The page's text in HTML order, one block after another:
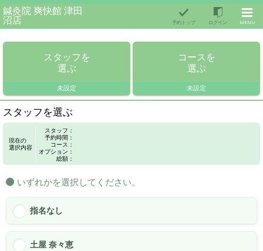
鍼灸院 爽快館 津田
沼店 予約トップ ログイン MENU
スタッフを
選ぶ
未設定
コースを
選ぶ
未設定
スタッフを選ぶ
現在の
選択内容
スタッフ：
予約時間：
コース：
オプション：
総額：
いずれかを選択してください。
指名なし
土屋 奈々恵